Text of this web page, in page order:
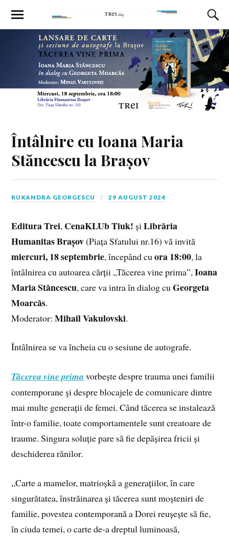
Întâlnire cu Ioana Maria
Stăncescu la Brașov
RUXANDRA GEORGESCU 29 AUGUST 2024
Editura Trei, CenaKLUb Tiuk! șiLibrăria
Humanitas Brașov(Piața Sfatului nr.16) vă invită
miercuri, 18 septembrie, începând cuora 18:00, la
întâlnirea cu autoarea cărții „Tăcerea vine prima”,Ioana
Maria Stăncescu, care va intra în dialog cuGeorgeta
Moarcăs.
Moderator:Mihail Vakulovski.
Întâlnirea se va încheia cu o sesiune de autografe.
Tăcerea vine prima vorbește despre trauma unei familii
contemporane şi despre blocajele de comunicare dintre
mai multe generații de femei. Când tăcerea se instalează
într-o familie, toate comportamentele sunt creatoare de
traume. Singura soluție pare să fie depășirea fricii și
deschiderea rănilor.
„Carte a mamelor, matrioșkă a generațiilor, în care
singurătatea, înstrăinarea și tăcerea sunt moșteniri de
familie, povestea contemporană a Dorei reușește să fie,
în ciuda temei, o carte de-­a dreptul luminoasă,